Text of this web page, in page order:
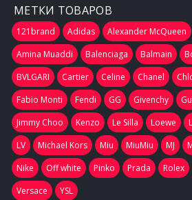
МЕТКИ ТОВАРОВ
121brand Adidas Alexander McQueen
Amina Muaddi
Balenciaga Balmain
BVLGARI
Cartier Celine Chanel
Fabio Monti
Fendi GG Givenchy
Jimmy Choo
Kenzo Le Silla Loewe
LV
Michael Kors Miu MiuMiu MJ
Nike
Off white Pinko Prada Rolex
Versace
YSL